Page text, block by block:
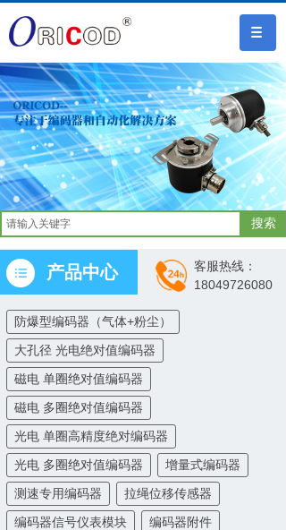
搜索
产品中心
客服热线：
18049726080
防爆型编码器（气体+粉尘）
大孔径 光电绝对值编码器
磁电 单圈绝对值编码器
磁电 多圈绝对值编码器
光电 单圈高精度绝对编码器
光电 多圈绝对值编码器
增量式编码器
测速专用编码器
拉绳位移传感器
编码器信号仪表模块
编码器附件